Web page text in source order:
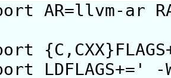
AR=llvm-ar